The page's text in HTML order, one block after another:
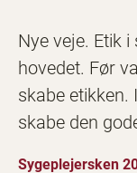
Nye veje. Etik
hovedet. Før
skabe etikken.
skabe den
Sygeplejersken